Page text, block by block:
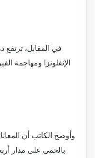
في المقابل،
الإنفلونزا ومهاجمة
وأوضح الكاتب أن
بالحمى على مدار